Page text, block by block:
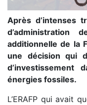
Après d’intenses
d’administration
additionnelle de la
une décision qui
d’investissement
énergies fossiles.
L’ERAFP qui avait